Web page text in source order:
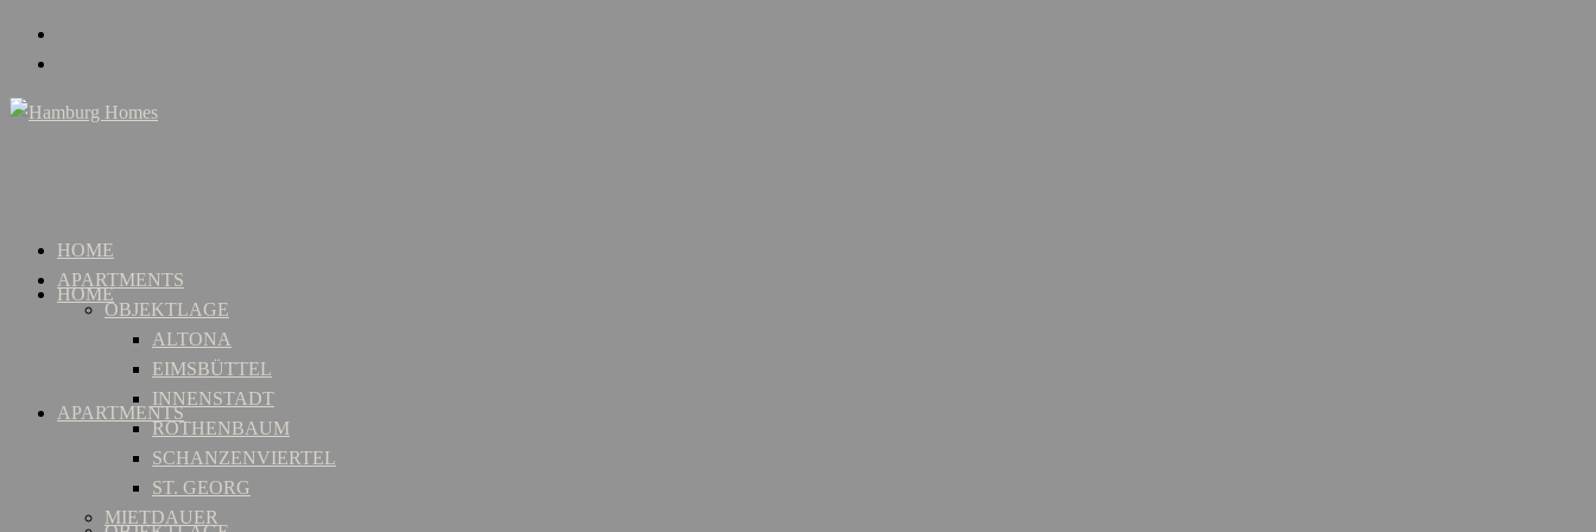
HOME
APARTMENTS
HOME
APARTMENTS
OBJEKTLAGE
ALTONA
EIMSBÜTTEL
INNENSTADT
ROTHENBAUM
SCHANZENVIERTEL
ST. GEORG
MIETDAUER